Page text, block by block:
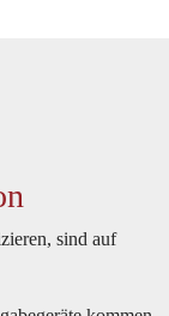
sind auf